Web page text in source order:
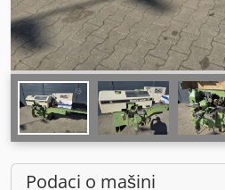
Podaci o mašini